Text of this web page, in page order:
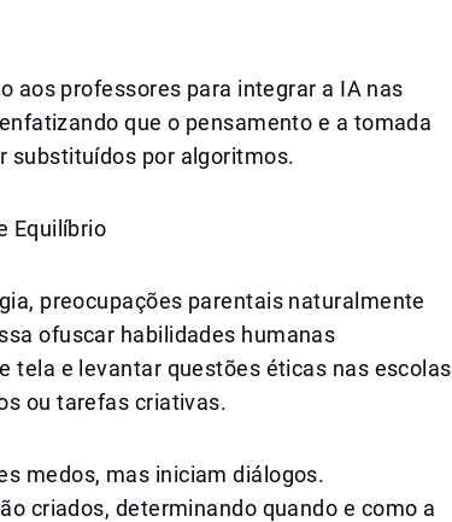
aos professores para integrar a IA nas
que o pensamento e a tomada
substituídos por algoritmos.
Equilíbrio
preocupações parentais naturalmente
ofuscar habilidades humanas
tela e levantar questões éticas nas escolas
ou tarefas criativas.
medos, mas iniciam diálogos.
criados, determinando quando e como a